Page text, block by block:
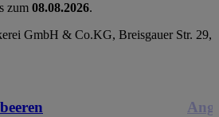
zum 08.08.2026.
GmbH & Co.KG, Breisgauer Str. 29,